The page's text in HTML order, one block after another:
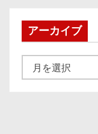
アーカイブ
ー